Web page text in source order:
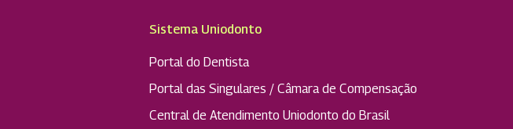
Sistema Uniodonto
Portal do Dentista
Portal das Singulares / Câmara de Compensação
Central de Atendimento Uniodonto do Brasil